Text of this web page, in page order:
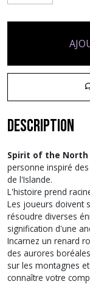
Description
Spirit of the North
personne inspiré
de l'Islande.
L'histoire prend
Les joueurs doivent
résoudre diverses
signification d'une
Incarnez un renard
des aurores
sur les montagnes
connaître votre